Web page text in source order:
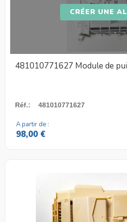
CRÉER UNE
481010771627 Module de
Réf.: 481010771627
A partir de :
98,00 €